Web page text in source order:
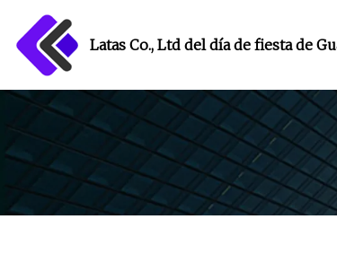
Latas Co., Ltd del día de fiesta de